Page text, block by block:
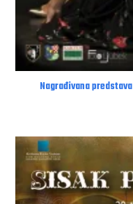
Nagrađivana